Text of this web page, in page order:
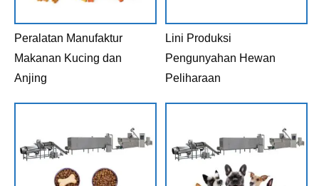
Peralatan Manufaktur
Makanan Kucing dan
Anjing
Lini Produksi
Pengunyahan Hewan
Peliharaan